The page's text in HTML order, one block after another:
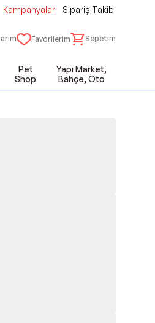
Kampanyalar Sipariş Takibi
Favorilerim Sepetim
Pet
Shop
Yapı Market,
Bahçe, Oto